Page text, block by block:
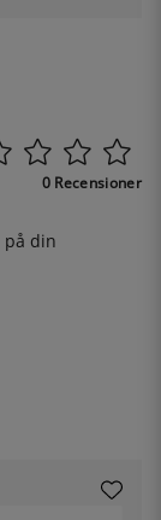
0 Recensioner
på din